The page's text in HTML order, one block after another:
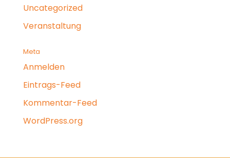
Uncategorized
Veranstaltung
Meta
Anmelden
Eintrags-Feed
Kommentar-Feed
WordPress.org